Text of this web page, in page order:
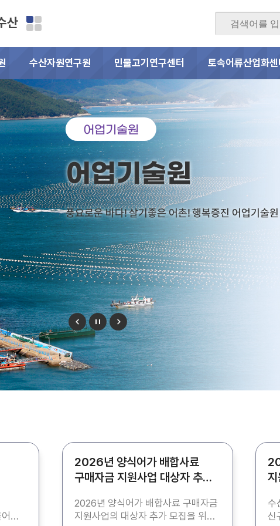
산
수산자원연구원 민물고기연구센터 토속어류산업화센
어업기술원
어업기술원
풍요로운 바다! 살기좋은 어촌! 행복증진 어업기술원
갈
2026년 양식어가 배합사료
구매자금 지원사업 대상자 추가
2026년 양식어가 배합사료 구매자금
지원사업의 대상자 추가 모집을 위해
수
신